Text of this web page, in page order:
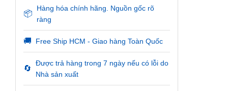
📦
Hàng hóa chính hãng. Nguồn gốc rõ
ràng
🚚 Free Ship HCM - Giao hàng Toàn Quốc
🔄
Được trả hàng trong 7 ngày nếu có lỗi do
Nhà sản xuất